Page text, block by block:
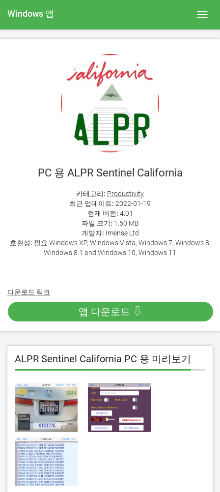
Windows 앱
PC 용 ALPR Sentinel California
카테고리: Productivity
최근 업데이트: 2022-01-19
현재 버전: 4.01
파일 크기: 1.60 MB
개발자: Imense Ltd
호환성: 필요 Windows XP, Windows Vista, Windows 7, Windows 8,
Windows 8.1 and Windows 10, Windows 11
다운로드 링크
앱 다운로드 ⇩
ALPR Sentinel California PC 용 미리보기